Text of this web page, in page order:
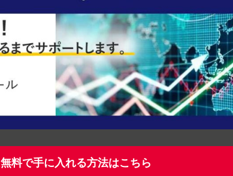
無料で手に入れる方法はこちら